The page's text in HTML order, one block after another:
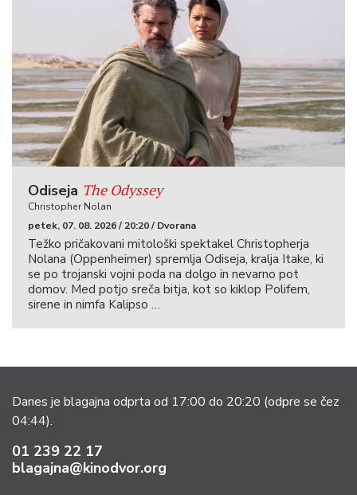
Odiseja The Odyssey
Christopher Nolan
petek, 07. 08. 2026 / 20:20 / Dvorana
Težko pričakovani mitološki spektakel Christopherja
Nolana (Oppenheimer) spremlja Odiseja, kralja Itake, ki
se po trojanski vojni poda na dolgo in nevarno pot
domov. Med potjo sreča bitja, kot so kiklop Polifem,
sirene in nimfa Kalipso …
Danes je blagajna odprta od 17:00 do 20:20 (odpre se čez
04:44).
01 239 22 17
blagajna@kinodvor.org